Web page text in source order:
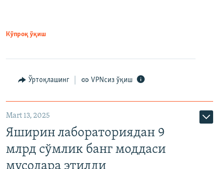
Кўпроқ ўқиш
Ўртоқлашинг VPNсиз ўқиш
Mart 13, 2025
Яширин лабораториядан 9
млрд сўмлик банг моддаси
мусодара этилди